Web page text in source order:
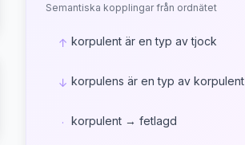
Semantiska kopplingar från ordnätet
↑ korpulent är en typ av tjock
↓ korpulens är en typ av korpulent
· korpulent → fetlagd